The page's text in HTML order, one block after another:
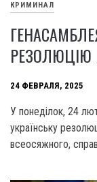
КРИМИНАЛ
РЕЗОЛЮЦІЮ
24 ФЕВРАЛЯ, 2025
У понеділок, 24
українську
всеосяжного,